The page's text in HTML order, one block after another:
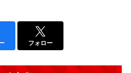
フォロー